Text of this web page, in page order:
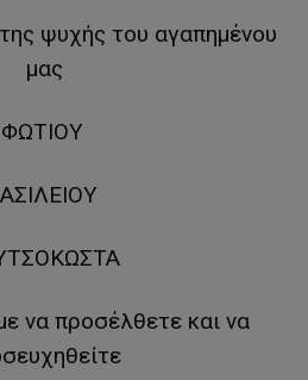
ψυχής του αγαπημένου
μας
ΦΩΤΙΟΥ
να προσέλθετε και να